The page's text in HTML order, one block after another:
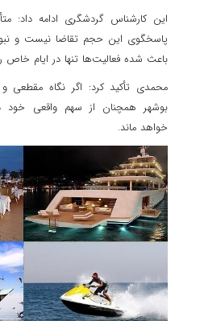
این کارشناس گردشگری ادامه داد:
پاسخگوی این حجم تقاضا نیست و
باعث شده فعالیت‌ها تنها در ایام خاص
محمدی تأکید کرد: اگر نگاه مقطعی و
بوشهر همچنان از سهم واقعی خود
خواهد ماند.